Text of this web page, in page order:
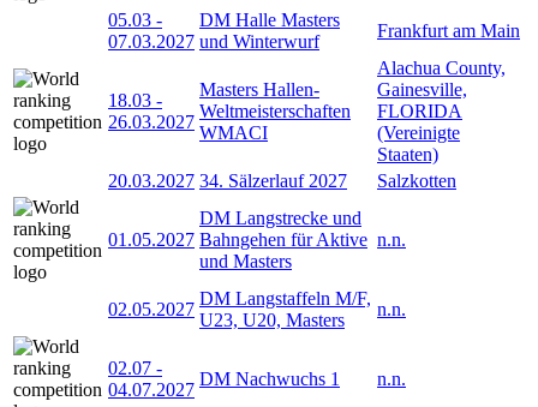
05.03 -
07.03.2027
DM Halle Masters
und Winterwurf
Frankfurt am Main
18.03 -
26.03.2027
Masters Hallen-
Weltmeisterschaften
WMACI
Alachua County,
Gainesville,
FLORIDA
(Vereinigte
Staaten)
20.03.2027 34. Sälzerlauf 2027 Salzkotten
01.05.2027
DM Langstrecke und
Bahngehen für Aktive
und Masters
n.n.
02.05.2027
DM Langstaffeln M/F,
U23, U20, Masters
n.n.
02.07 -
04.07.2027
DM Nachwuchs 1 n.n.